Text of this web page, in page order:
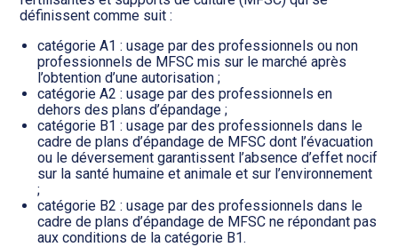
définissent comme suit :
catégorie A1 : usage par des professionnels ou non
professionnels de MFSC mis sur le marché après
l’obtention d’une autorisation ;
catégorie A2 : usage par des professionnels en
dehors des plans d’épandage ;
catégorie B1 : usage par des professionnels dans le
cadre de plans d’épandage de MFSC dont l’évacuation
ou le déversement garantissent l’absence d’effet nocif
sur la santé humaine et animale et sur l’environnement
;
catégorie B2 : usage par des professionnels dans le
cadre de plans d’épandage de MFSC ne répondant pas
aux conditions de la catégorie B1.